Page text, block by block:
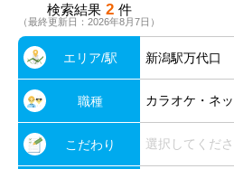
検索結果 2 件
（最終更新日：2026年8月7日）
エリア/駅 新潟駅万代口
職種 カラオケ・ネ
こだわり 選択してくだ